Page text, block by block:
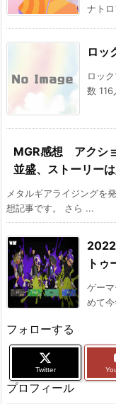
ナト
ロッ
ロッ
数
MGR感想 アクシ
並盛、ストーリー
メタルギアライジングを
想記事です。 さら ...
2022
トゥ
ゲー
めて今
フォローする
Twitter
プロフィール